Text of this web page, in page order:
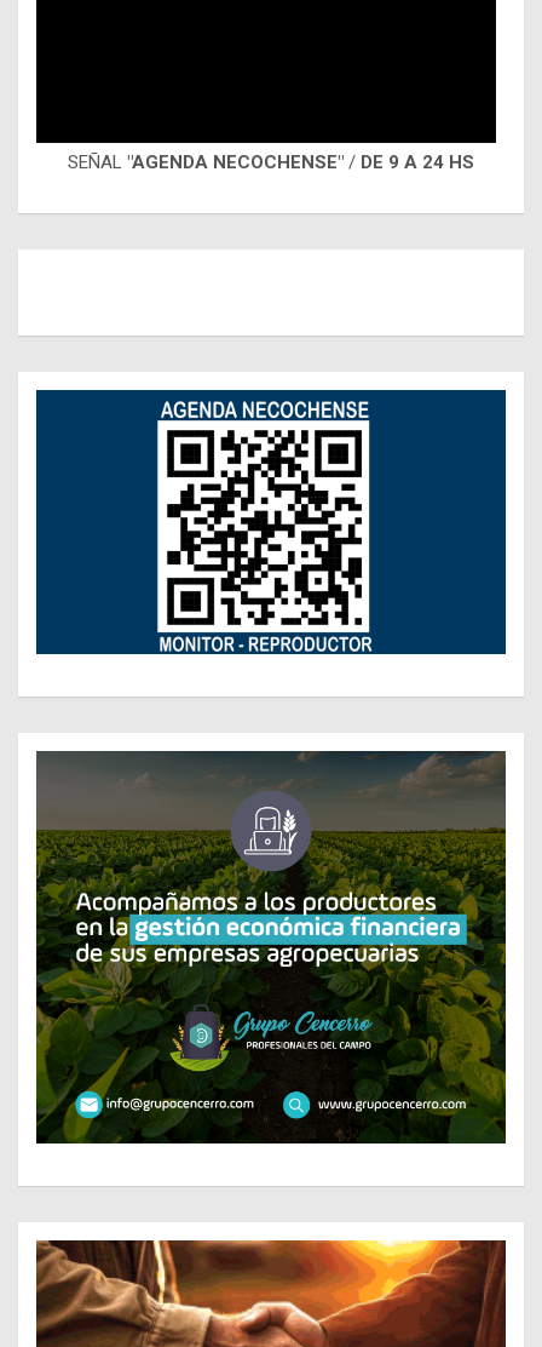
SEÑAL "AGENDA NECOCHENSE" / DE 9 A 24 HS